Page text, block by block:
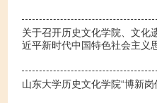
关于召开历史文化学院、文化
近平新时代中国特色社会主义
山东大学历史文化学院“博​新岗